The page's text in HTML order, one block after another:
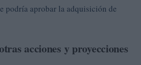
podría aprobar la adquisición de
acciones y proyecciones